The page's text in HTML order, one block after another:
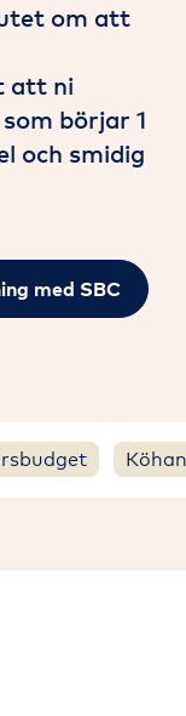
om att
att ni
börjar 1
och smidig
med SBC